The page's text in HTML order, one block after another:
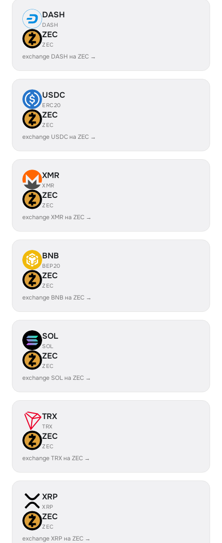
DASH
DASH
ZEC
ZEC
exchange DASH на ZEC →
USDC
ERC20
ZEC
ZEC
exchange USDC на ZEC →
XMR
XMR
ZEC
ZEC
exchange XMR на ZEC →
BNB
BEP20
ZEC
ZEC
exchange BNB на ZEC →
SOL
SOL
ZEC
ZEC
exchange SOL на ZEC →
TRX
TRX
ZEC
ZEC
exchange TRX на ZEC →
XRP
XRP
ZEC
ZEC
exchange XRP на ZEC →